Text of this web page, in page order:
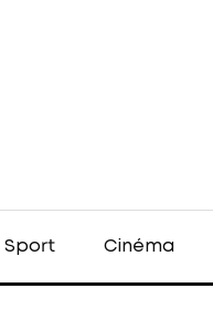
Sport Cinéma